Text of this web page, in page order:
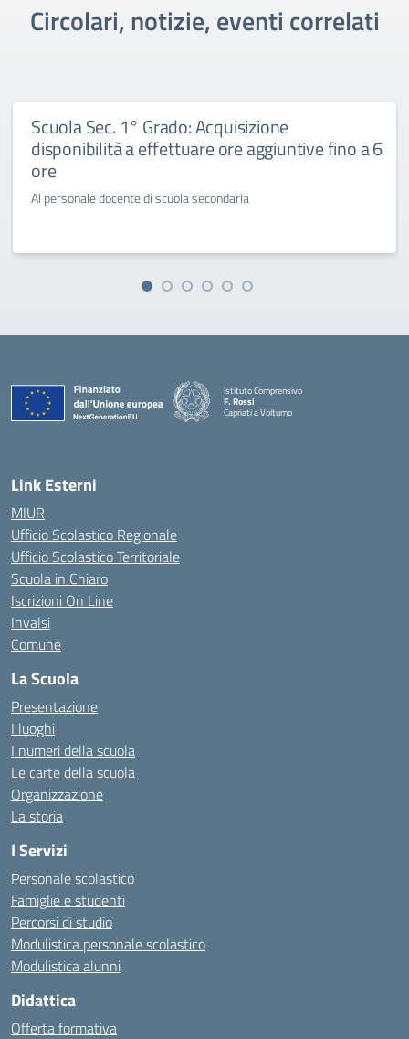
Circolari, notizie, eventi correlati
Scuola Sec. 1° Grado: Acquisizione
disponibilità a effettuare ore aggiuntive fino a 6
ore
Al personale docente di scuola secondaria
Istituto Comprensivo
F. Rossi
Capriati a Volturno
— Visita la pagina iniziale della scuola
Link Esterni
MIUR
Ufficio Scolastico Regionale
Ufficio Scolastico Territoriale
Scuola in Chiaro
Iscrizioni On Line
Invalsi
Comune
La Scuola
Presentazione
I luoghi
I numeri della scuola
Le carte della scuola
Organizzazione
La storia
I Servizi
Personale scolastico
Famiglie e studenti
Percorsi di studio
Modulistica personale scolastico
Modulistica alunni
Didattica
Offerta formativa